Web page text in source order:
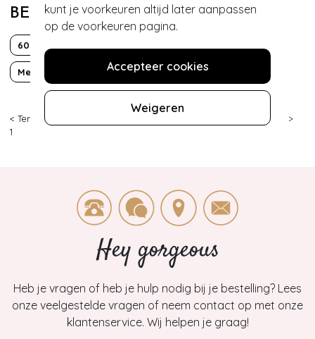
kunt je voorkeuren altijd later aanpassen
op de voorkeuren pagina.
Accepteer cookies
Weigeren
BEKIJK MEER VAN
60s
Met zakken! Mod Satijn Sustainable Fashion
< Terug | King Louie
>
1
Hey gorgeous
Heb je vragen of heb je hulp nodig bij je bestelling? Lees
onze veelgestelde vragen of neem contact op met onze
klantenservice. Wij helpen je graag!